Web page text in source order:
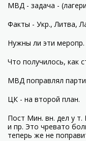
МВД - задача -
Факты - Укр., Литва,
Нужны ли эти меропр.
Что получилось, как
МВД поправлял
ЦК - на второй план.
Пост Мин. вн. дел у т.
и пр. Это чревато
теперь же не